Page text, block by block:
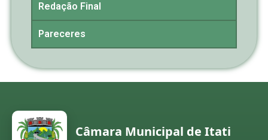
Redação Final
Pareceres
Câmara Municipal de Itati